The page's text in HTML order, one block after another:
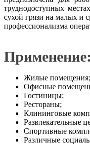
труднодоступных
сухой грязи на малых и
профессионализма
Применение:
Жилые помещения;
Офисные
Гостиницы;
Рестораны;
Клининговые
Развлекательные
Спортивные
Различные